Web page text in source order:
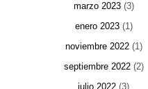
marzo 2023(3)
enero 2023(1)
noviembre 2022(1)
septiembre 2022(2)
julio 2022 (3)